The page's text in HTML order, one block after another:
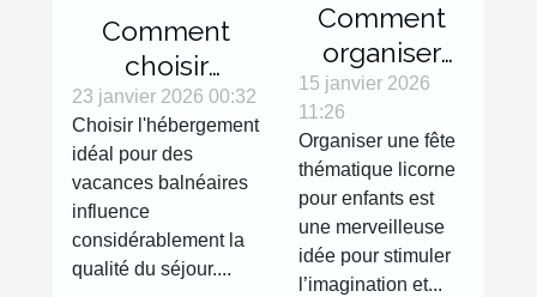
Comment
choisir
l'hébergement
idéal pour vos
vacances
balnéaires ?
23 janvier 2026 00:32
Choisir l'hébergement
idéal pour des
vacances balnéaires
influence
considérablement la
qualité du séjour....
Comment
organiser
une fête
thématique
licorne pour
enfants ?
15 janvier 2026
11:26
Organiser une fête
thématique licorne
pour enfants est
une merveilleuse
idée pour stimuler
l’imagination et...